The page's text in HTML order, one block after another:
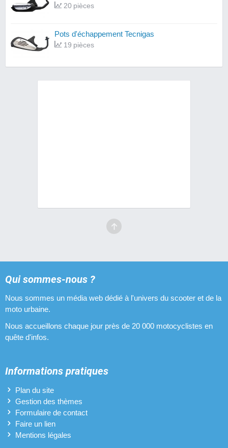
20 pièces
Pots d'échappement Tecnigas
19 pièces
Pots d'échappement Romano
10 pièces
Qui sommes-nous ?
Nous sommes un média web dédié à l'univers du scooter et de la
moto urbaine.
Nous accueillons chaque jour près de 20 000 motocyclistes en
quête d'infos.
Informations pratiques
Plan du site
Gestion des thèmes
Formulaire de contact
Faire un lien
Mentions légales